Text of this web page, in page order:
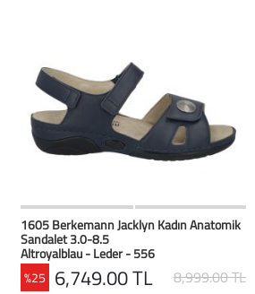
HIZLI BAK Favorilerim
1605 Berkemann Jacklyn Kadın Anatomik
Sandalet 3.0-8.5
Altroyalblau - Leder - 556
%25 6,749.00 TL 8,999.00 TL